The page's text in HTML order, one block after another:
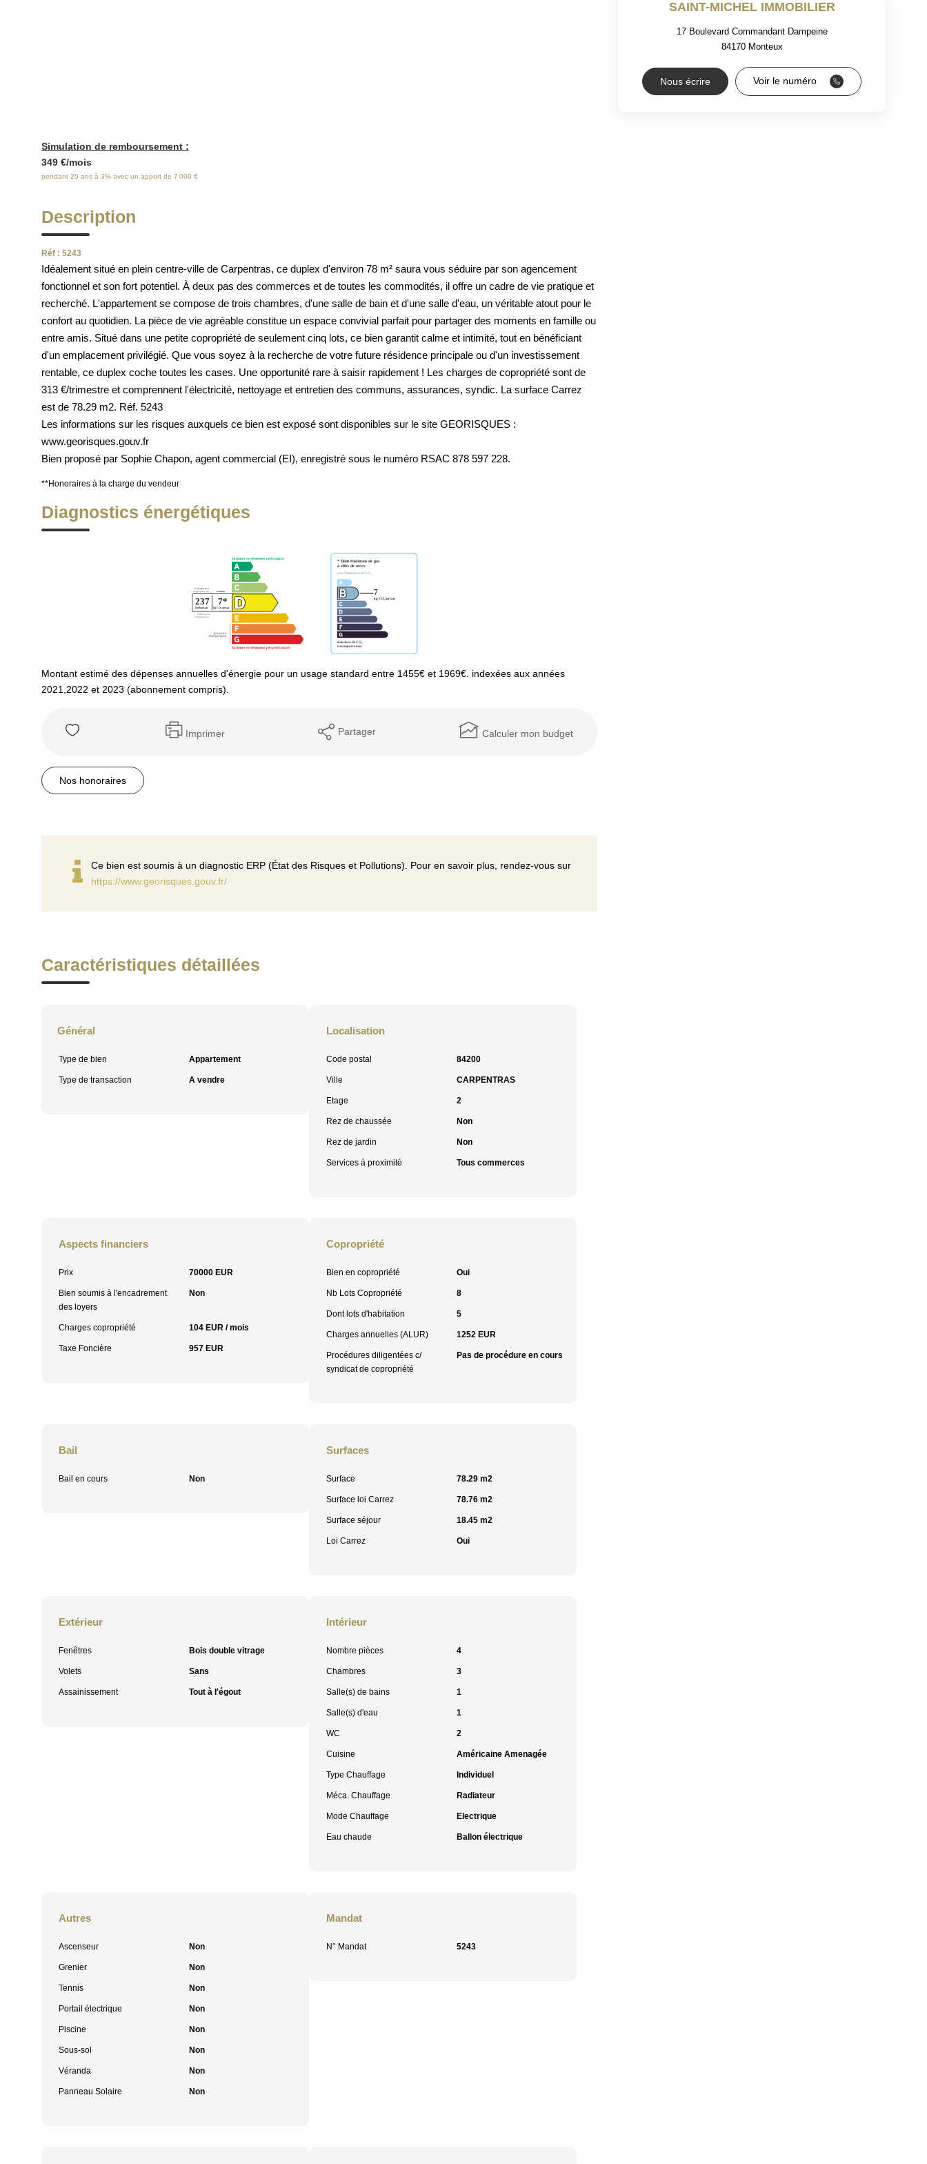
GESTION DES COOKIES
MENTIONS LÉGALES
Simulation de remboursement :
349 €/mois
pendant 20 ans à 3% avec un apport de 7 000 €
Description
Réf : 5243
Idéalement situé en plein centre-ville de Carpentras, ce duplex d'environ 78 m² saura vous séduire par son agencement
fonctionnel et son fort potentiel. À deux pas des commerces et de toutes les commodités, il offre un cadre de vie pratique et
recherché. L'appartement se compose de trois chambres, d'une salle de bain et d'une salle d'eau, un véritable atout pour le
confort au quotidien. La pièce de vie agréable constitue un espace convivial parfait pour partager des moments en famille ou
entre amis. Situé dans une petite copropriété de seulement cinq lots, ce bien garantit calme et intimité, tout en bénéficiant
d'un emplacement privilégié. Que vous soyez à la recherche de votre future résidence principale ou d'un investissement
rentable, ce duplex coche toutes les cases. Une opportunité rare à saisir rapidement ! Les charges de copropriété sont de
313 €/trimestre et comprennent l'électricité, nettoyage et entretien des communs, assurances, syndic. La surface Carrez
est de 78.29 m2. Réf. 5243
Les informations sur les risques auxquels ce bien est exposé sont disponibles sur le site GEORISQUES :
www.georisques.gouv.fr
Bien proposé par Sophie Chapon, agent commercial (EI), enregistré sous le numéro RSAC 878 597 228.
**Honoraires à la charge du vendeur
Diagnostics énergétiques
Montant estimé des dépenses annuelles d'énergie pour un usage standard entre 1455€ et 1969€. indexées aux années
2021,2022 et 2023 (abonnement compris).
Imprimer Partager Calculer mon budget
Nos honoraires
Ce bien est soumis à un diagnostic ERP (État des Risques et Pollutions). Pour en savoir plus, rendez-vous sur
https://www.georisques.gouv.fr/
Caractéristiques détaillées
Général
Type de bien Appartement
Type de transaction A vendre
Localisation
Code postal 84200
Ville CARPENTRAS
Etage 2
Rez de chaussée Non
Rez de jardin Non
Services à proximité Tous commerces
Aspects financiers
Prix 70000 EUR
Bien soumis à l'encadrement
des loyers
Non
Charges copropriété 104 EUR / mois
Taxe Foncière 957 EUR
Copropriété
Bien en copropriété Oui
Nb Lots Copropriété 8
Dont lots d'habitation 5
Charges annuelles (ALUR) 1252 EUR
Procédures diligentées c/
syndicat de copropriété
Pas de procédure en cours
Bail
Bail en cours Non
Surfaces
Surface 78.29 m2
Surface loi Carrez 78.76 m2
Surface séjour 18.45 m2
Loi Carrez Oui
Extérieur
Fenêtres Bois double vitrage
Volets Sans
Assainissement Tout à l'égout
Intérieur
Nombre pièces 4
Chambres 3
Salle(s) de bains 1
Salle(s) d'eau 1
WC 2
Cuisine Américaine Amenagée
Type Chauffage Individuel
Méca. Chauffage Radiateur
Mode Chauffage Electrique
Eau chaude Ballon électrique
Autres
Ascenseur Non
Grenier Non
Tennis Non
Portail électrique Non
Piscine Non
Sous-sol Non
Véranda Non
Panneau Solaire Non
Mandat
N° Mandat 5243
SAINT-MICHEL IMMOBILIER
17 Boulevard Commandant Dampeine
84170 Monteux
Nous écrire Voir le numéro